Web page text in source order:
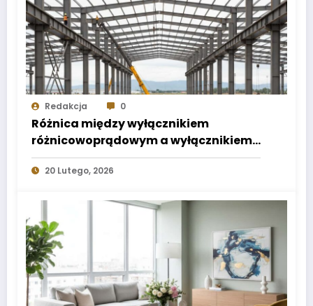
Redakcja 0
Różnica między wyłącznikiem
różnicowoprądowym a wyłącznikiem
nadprądowym
20 Lutego, 2026